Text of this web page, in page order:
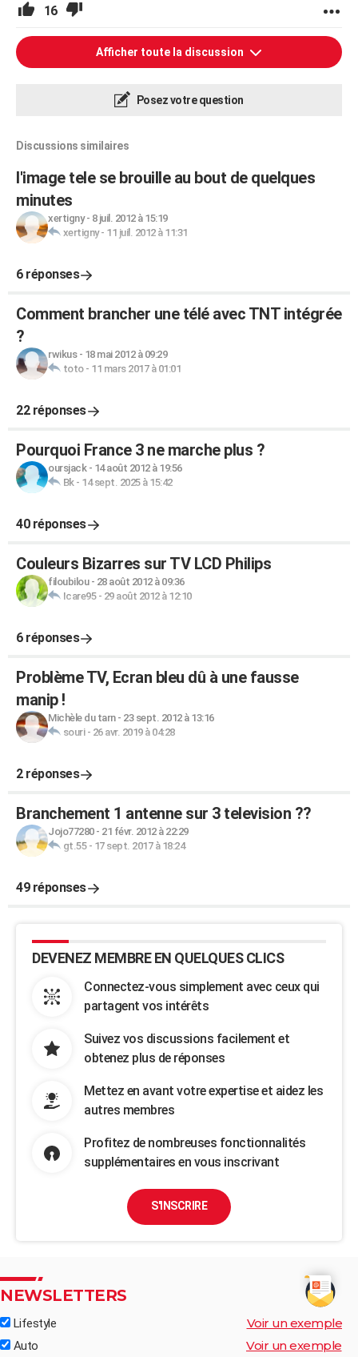
16
Afficher toute la discussion
Posez votre question
Discussions similaires
l'image tele se brouille au bout de quelques
minutes
xertigny- 8 juil. 2012 à 15:19
xertigny- 11 juil. 2012 à 11:31
6 réponses
Comment brancher une télé avec TNT intégrée
?
rwikus- 18 mai 2012 à 09:29
toto- 11 mars 2017 à 01:01
22 réponses
Pourquoi France 3 ne marche plus ?
oursjack- 14 août 2012 à 19:56
Bk- 14 sept. 2025 à 15:42
40 réponses
Couleurs Bizarres sur TV LCD Philips
filoubilou- 28 août 2012 à 09:36
Icare95- 29 août 2012 à 12:10
6 réponses
Problème TV, Ecran bleu dû à une fausse
manip !
Michèle du tarn- 23 sept. 2012 à 13:16
souri- 26 avr. 2019 à 04:28
2 réponses
Branchement 1 antenne sur 3 television ??
Jojo77280- 21 févr. 2012 à 22:29
gt.55- 17 sept. 2017 à 18:24
49 réponses
DEVENEZ MEMBRE EN QUELQUES CLICS
Connectez-vous simplement avec ceux qui
partagent vos intérêts
Suivez vos discussions facilement et
obtenez plus de réponses
Mettez en avant votre expertise et aidez les
autres membres
Profitez de nombreuses fonctionnalités
supplémentaires en vous inscrivant
S'INSCRIRE
NEWSLETTERS
Lifestyle Voir un exemple
Auto Voir un exemple